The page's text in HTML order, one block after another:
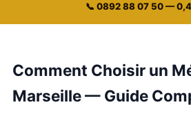
📞 0892 88 07 50 —
Comment Choisir un
Marseille — Guide